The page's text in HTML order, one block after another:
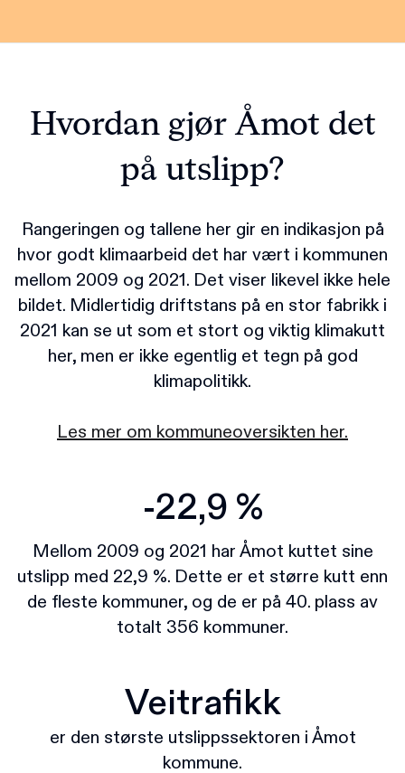
Hvordan gjør Åmot det
på utslipp?
Rangeringen og tallene her gir en indikasjon på
hvor godt klimaarbeid det har vært i kommunen
mellom 2009 og 2021. Det viser likevel ikke hele
bildet. Midlertidig driftstans på en stor fabrikk i
2021 kan se ut som et stort og viktig klimakutt
her, men er ikke egentlig et tegn på god
klimapolitikk.
Les mer om kommuneoversikten her.
-22,9 %
Mellom 2009 og 2021 har Åmot kuttet sine
utslipp med 22,9 %. Dette er et større kutt enn
de fleste kommuner, og de er på 40. plass av
totalt 356 kommuner.
Veitrafikk
er den største utslippssektoren i Åmot
kommune.